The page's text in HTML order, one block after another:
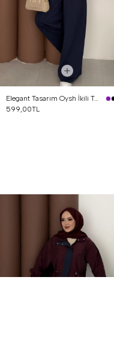
Elegant Tasarım Oysh İkili Takım Lacivert
599,00TL